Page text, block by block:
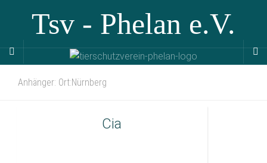
Tsv - Phelan e.V.
Anhänger: Ort:Nürnberg
Cia